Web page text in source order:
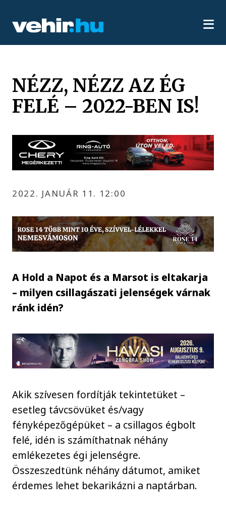
NÉZZ, NÉZZ AZ ÉG
FELÉ – 2022-BEN IS!
2022. JANUÁR 11. 12:00
A Hold a Napot és a Marsot is eltakarja
– milyen csillagászati jelenségek várnak
ránk idén?
Akik szívesen fordítják tekintetüket –
esetleg távcsövüket és/vagy
fényképezőgépüket – a csillagos égbolt
felé, idén is számíthatnak néhány
emlékezetes égi jelenségre.
Összeszedtünk néhány dátumot, amiket
érdemes lehet bekarikázni a naptárban.